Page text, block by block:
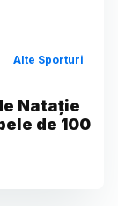
Alte Sporturi
Natație
de 100